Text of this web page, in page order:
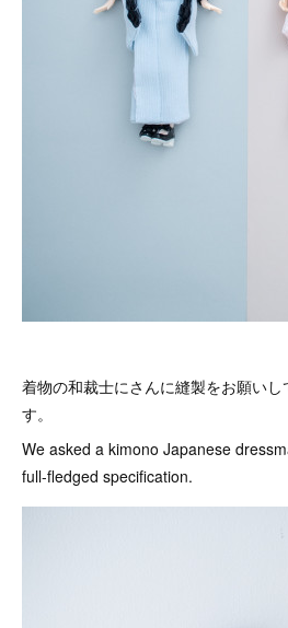
着物の和裁士にさんに縫製をお願い
す。
We asked a kimono Japanese
full-fledged specification.